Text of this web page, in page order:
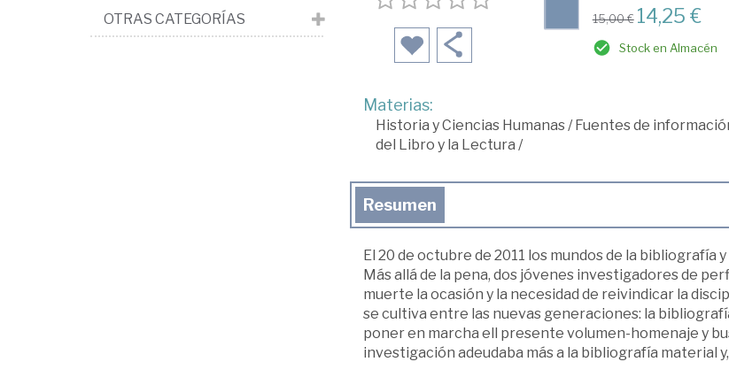
15,00 € 14,25 €
Stock en Almacén
Materias:
Historia y Ciencias Humanas/Fuentes de
del Libro y la Lectura /
Resumen
El 20 de octubre de 2011 los mundos de la bibliografía
Más allá de la pena, dos jóvenes investigadores de
muerte la ocasión y la necesidad de reivindicar la
se cultiva entre las nuevas generaciones: la
poner en marcha ell presente volumen-homenaje y
investigación adeudaba más a la bibliografía material
OTRAS CATEGORÍAS